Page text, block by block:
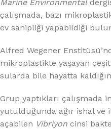
Marine Environmental
çalışmada, bazı
ev sahipliği yapabildiği
Alfred Wegener
mikroplastikte yaşayan
sularda bile hayatta
Grup yaptıkları çalışmada
yutulduğunda ağır ishal ve
açabilen Vibriyon cinsi